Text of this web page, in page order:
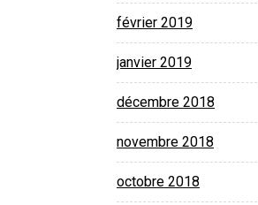
février 2019
janvier 2019
décembre 2018
novembre 2018
octobre 2018